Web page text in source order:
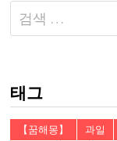
다
음
태그
【꿈해몽】 과일